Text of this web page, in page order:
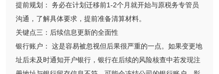
提前规划： 务必在计划迁移前1-2个月就开始与原税务专管员
沟通，了解具体要求，提前准备清算材料。
关键点三：后续信息更新的全面性
银行账户： 这是容易被忽视但后果很严重的一点。如果变更地
址后未及时通知开户银行，银行在后续的风险核查中若发现注